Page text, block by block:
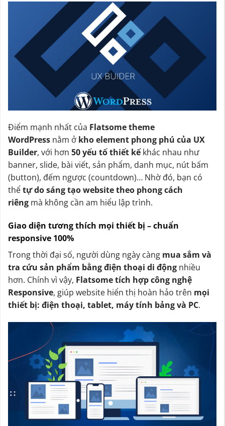
Điểm mạnh nhất của Flatsome theme
WordPress nằm ở kho element phong phú của UX
Builder, với hơn 50 yếu tố thiết kếkhác nhau như
banner, slide, bài viết, sản phẩm, danh mục, nút bấm
(button), đếm ngược (countdown)… Nhờ đó, bạn có
thểtự do sáng tạo website theo phong cách
riêng mà không cần am hiểu lập trình.
Giao diện tương thích mọi thiết bị – chuẩn
responsive 100%
Trong thời đại số, người dùng ngày càng mua sắm và
tra cứu sản phẩm bằng điện thoại di động nhiều
hơn. Chính vì vậy, Flatsome tích hợp công nghệ
Responsive, giúp website hiển thị hoàn hảo trên mọi
thiết bị: điện thoại, tablet, máy tính bảng và PC.